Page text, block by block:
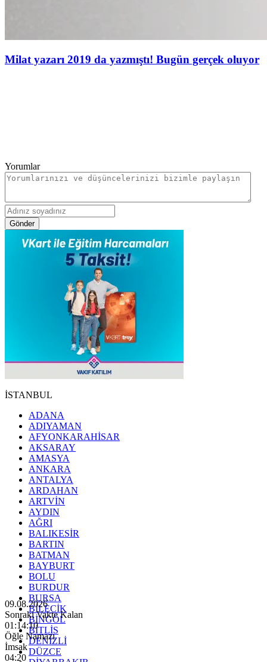
Milat yazarı 2019 da yazmıştı! Bugün gerçek oluyor
Yorumlar
Gönder
İSTANBUL
ADANA
ADIYAMAN
AFYONKARAHİSAR
AKSARAY
AMASYA
ANKARA
ANTALYA
ARDAHAN
ARTVİN
AYDIN
AĞRI
BALIKESİR
BARTIN
BATMAN
BAYBURT
BOLU
BURDUR
BURSA
BİLECİK
BİNGÖL
BİTLİS
DENİZLİ
DÜZCE
09.08.2026
Sonraki Vakte Kalan
01:14:08
Öğle Namazı
İmsak
04:20